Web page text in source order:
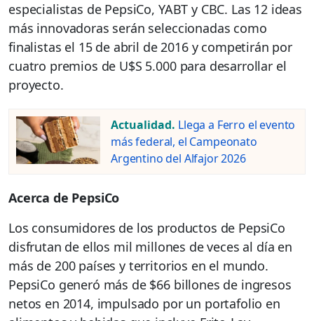
especialistas de PepsiCo, YABT y CBC. Las 12 ideas
más innovadoras serán seleccionadas como
finalistas el 15 de abril de 2016 y competirán por
cuatro premios de U$S 5.000 para desarrollar el
proyecto.
Actualidad. Llega a Ferro el evento
más federal, el Campeonato
Argentino del Alfajor 2026
Acerca de PepsiCo
Los consumidores de los productos de PepsiCo
disfrutan de ellos mil millones de veces al día en
más de 200 países y territorios en el mundo.
PepsiCo generó más de $66 billones de ingresos
netos en 2014, impulsado por un portafolio en